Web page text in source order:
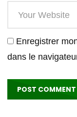
Enregistrer
dans le